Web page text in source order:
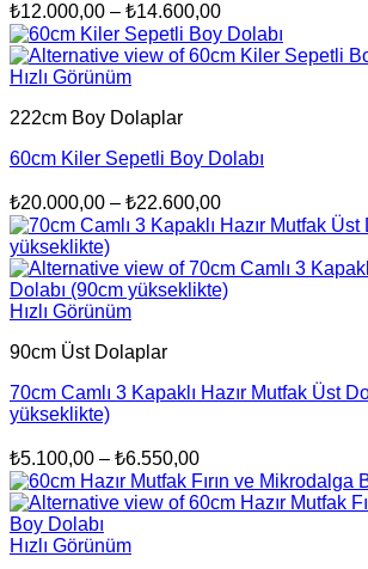
₺12.000,00 – ₺14.600,00Fiyat
aralığı:
₺12.000,00
Hızlı Görünüm
222cm Boy Dolaplar
60cm Kiler Sepetli Boy Dolabı
₺20.000,00 – ₺22.600,00Fiyat
aralığı:
-
₺22.600,00
Hızlı Görünüm
90cm Üst Dolaplar
70cm Camlı 3 Kapaklı Hazır Mutfak Üst
yükseklikte)
₺5.100,00 – ₺6.550,00Fiyat
aralığı:
₺5.100,00
Hızlı Görünüm